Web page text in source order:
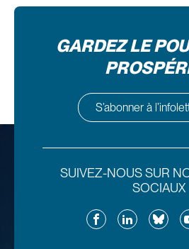
GARDEZ LE
S’abonner à
SUIVEZ-NOUS SUR
SOCIAUX
FacebookLinkedInBluesky